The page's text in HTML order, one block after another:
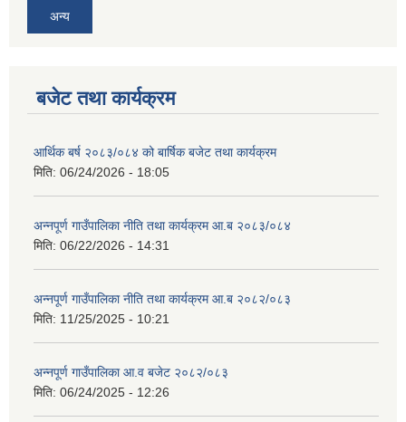
अन्य
बजेट तथा कार्यक्रम
आर्थिक बर्ष २०८३/०८४ को बार्षिक बजेट तथा कार्यक्रम
मिति: 06/24/2026 - 18:05
अन्नपूर्ण गाउँपालिका नीति तथा कार्यक्रम आ.ब २०८३/०८४
मिति: 06/22/2026 - 14:31
अन्नपूर्ण गाउँपालिका नीति तथा कार्यक्रम आ.ब २०८२/०८३
मिति: 11/25/2025 - 10:21
अन्नपूर्ण गाउँपालिका आ.व बजेट २०८२/०८३
मिति: 06/24/2025 - 12:26